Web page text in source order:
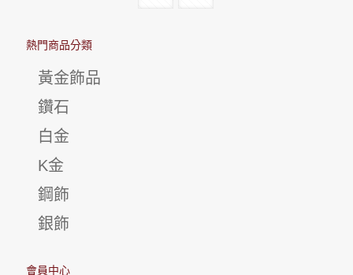
熱門商品分類
黃金飾品
鑽石
白金
K金
鋼飾
銀飾
會員中心